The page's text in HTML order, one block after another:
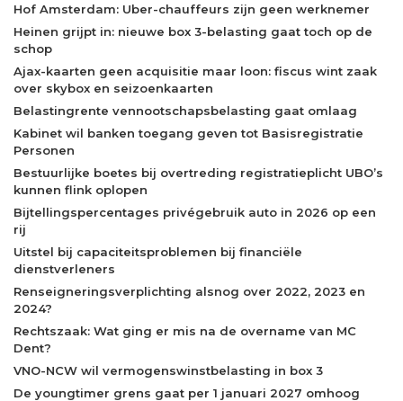
Hof Amsterdam: Uber-chauffeurs zijn geen werknemer
Heinen grijpt in: nieuwe box 3-belasting gaat toch op de
schop
Ajax-kaarten geen acquisitie maar loon: fiscus wint zaak
over skybox en seizoenkaarten
Belastingrente vennootschapsbelasting gaat omlaag
Kabinet wil banken toegang geven tot Basisregistratie
Personen
Bestuurlijke boetes bij overtreding registratieplicht UBO’s
kunnen flink oplopen
Bijtellingspercentages privégebruik auto in 2026 op een
rij
Uitstel bij capaciteitsproblemen bij financiële
dienstverleners
Renseigneringsverplichting alsnog over 2022, 2023 en
2024?
Rechtszaak: Wat ging er mis na de overname van MC
Dent?
VNO-NCW wil vermogenswinstbelasting in box 3
De youngtimer grens gaat per 1 januari 2027 omhoog